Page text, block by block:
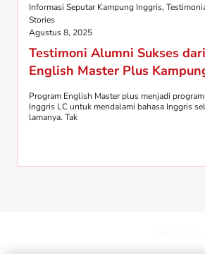
Informasi Seputar Kampung Inggris,
Stories
Agustus 8, 2025
Testimoni Alumni Sukses
English Master Plus
Program English Master plus menjadi
Inggris LC untuk mendalami bahasa Inggris
lamanya. Tak